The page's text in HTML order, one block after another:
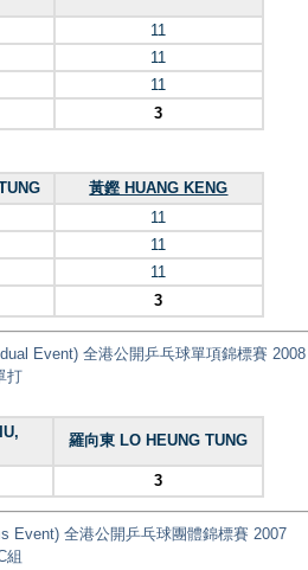
11
11
11
3
黃鏗 HUANG KENG
11
11
11
3
Event) 全港公開乒乓球單項錦標賽 2008
打
羅向東 LO HEUNG TUNG
3
Event) 全港公開乒乓球團體錦標賽 2007
組